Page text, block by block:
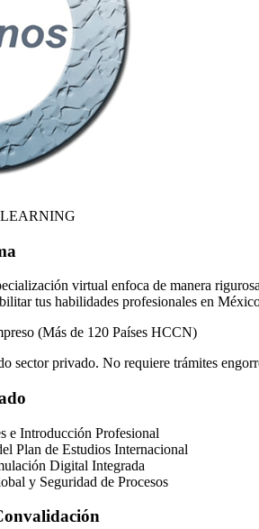
LEARNING
virtual enfoca de manera
tus habilidades profesionales en
(Más de 120 Países HCCN)
sector privado. No requiere trámites
e Introducción Profesional
Plan de Estudios Internacional
Digital Integrada
y Seguridad de Procesos